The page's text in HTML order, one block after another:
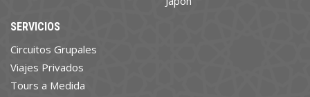
SERVICIOS
Circuitos Grupales
Viajes Privados
Tours a Medida